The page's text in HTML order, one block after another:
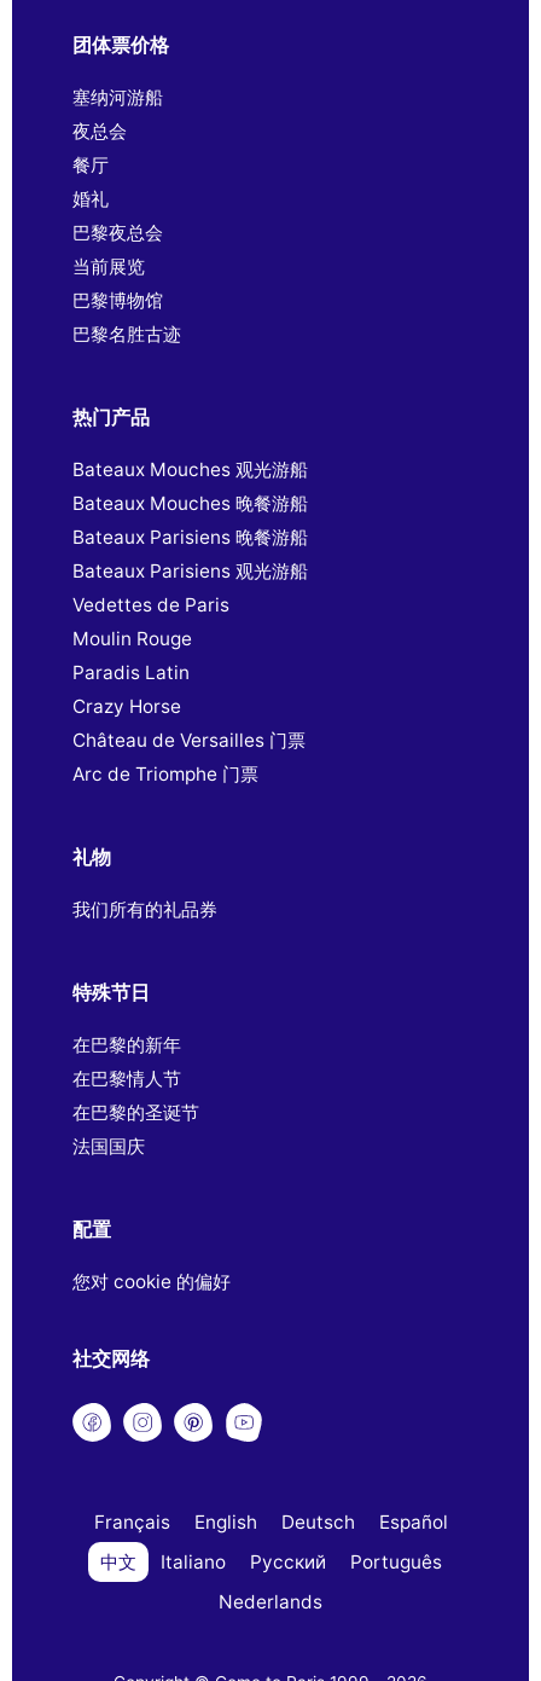
团体票价格
塞纳河游船
夜总会
餐厅
婚礼
巴黎夜总会
当前展览
巴黎博物馆
巴黎名胜古迹
热门产品
Bateaux Mouches 观光游船
Bateaux Mouches 晚餐游船
Bateaux Parisiens 晚餐游船
Bateaux Parisiens 观光游船
Vedettes de Paris
Moulin Rouge
Paradis Latin
Crazy Horse
Château de Versailles 门票
Arc de Triomphe 门票
礼物
我们所有的礼品券
特殊节日
在巴黎的新年
在巴黎情人节
在巴黎的圣诞节
法国国庆
配置
您对 cookie 的偏好
社交网络
Français English Deutsch
Español
中文
Italiano Русский
Português
Nederlands